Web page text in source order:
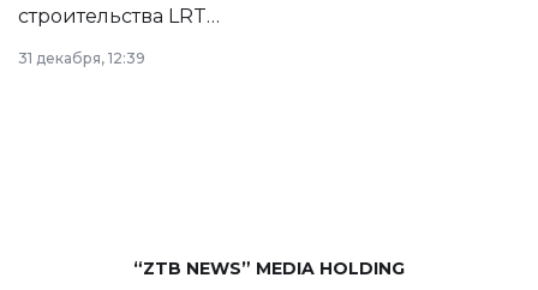
строительства LRT
в Астане из
республиканского
31 декабря, 12:39
“ZTB NEWS” MEDIA HOLDING